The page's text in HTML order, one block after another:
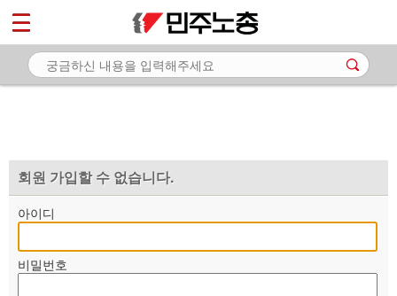
회원 가입할 수 없습니다.
아이디
비밀번호
마이페이지
소개
자료
부설기관